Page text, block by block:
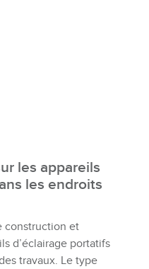
les appareils
les endroits
construction et
d’éclairage portatifs
travaux. Le type